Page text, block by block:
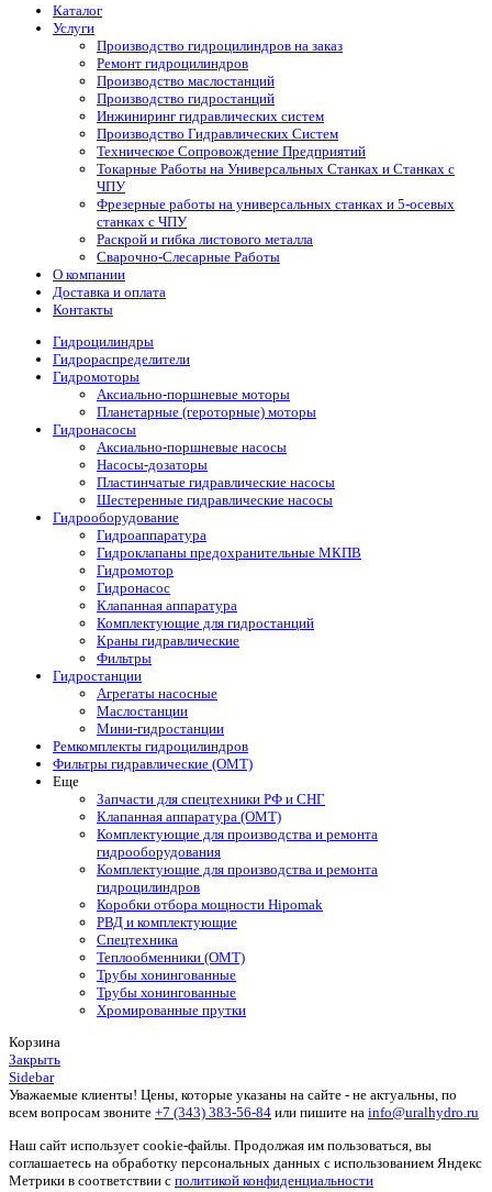
Каталог
Услуги
Производство гидроцилиндров на заказ
Ремонт гидроцилиндров
Производство маслостанций
Производство гидростанций
Инжиниринг гидравлических систем
Производство Гидравлических Систем
Техническое Сопровождение Предприятий
Токарные Работы на Универсальных Станках и Станках с
ЧПУ
Фрезерные работы на универсальных станках и 5-осевых
станках с ЧПУ
Раскрой и гибка листового металла
Сварочно-Слесарные Работы
О компании
Доставка и оплата
Контакты
Гидроцилиндры
Гидрораспределители
Гидромоторы
Аксиально-поршневые моторы
Планетарные (героторные) моторы
Гидронасосы
Аксиально-поршневые насосы
Насосы-дозаторы
Пластинчатые гидравлические насосы
Шестеренные гидравлические насосы
Гидрооборудование
Гидроаппаратура
Гидроклапаны предохранительные МКПВ
Гидромотор
Гидронасос
Клапанная аппаратура
Комплектующие для гидростанций
Краны гидравлические
Фильтры
Гидростанции
Агрегаты насосные
Маслостанции
Мини-гидростанции
Ремкомплекты гидроцилиндров
Фильтры гидравлические (OMT)
Еще
Запчасти для спецтехники РФ и СНГ
Клапанная аппаратура (OMT)
Комплектующие для производства и ремонта
гидрооборудования
Комплектующие для производства и ремонта
гидроцилиндров
Коробки отбора мощности Hipomak
РВД и комплектующие
Спецтехника
Теплообменники (OMT)
Трубы хонингованные
Трубы хонингованные
Хромированные прутки
Корзина
Закрыть
Sidebar
Уважаемые клиенты! Цены, которые указаны на сайте - не актуальны, по
всем вопросам звоните +7 (343) 383-56-84 или пишите на info@uralhydro.ru
Наш сайт использует cookie-файлы. Продолжая им пользоваться, вы
соглашаетесь на обработку персональных данных с использованием Яндекс
Метрики в соответствии с политикой конфиденциальности